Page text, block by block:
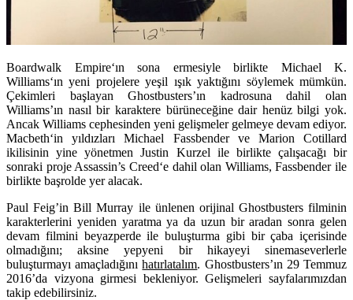
Boardwalk Empire‘ın sona ermesiyle birlikte Michael K.
Williams‘ın yeni projelere yeşil ışık yaktığını söylemek mümkün.
Çekimleri başlayan Ghostbusters’ın kadrosuna dahil olan
Williams’ın nasıl bir karaktere bürüneceğine dair henüz bilgi yok.
Ancak Williams cephesinden yeni gelişmeler gelmeye devam ediyor.
Macbeth‘in yıldızlarıMichael FassbenderveMarion Cotillard
ikilisinin yine yönetmen Justin Kurzel ile birlikte çalışacağı bir
sonraki proje Assassin’s Creed‘e dahil olan Williams, Fassbender ile
birlikte başrolde yer alacak.
Paul Feig’in Bill Murray ile ünlenen orijinal Ghostbusters filminin
karakterlerini yeniden yaratma ya da uzun bir aradan sonra gelen
devam filmini beyazperde ile buluşturma gibi bir çaba içerisinde
olmadığını; aksine yepyeni bir hikayeyi sinemaseverlerle
buluşturmayı amaçladığınıhatırlatalım. Ghostbusters’ın 29 Temmuz
2016’da vizyona girmesi bekleniyor. Gelişmeleri sayfalarımızdan
takip edebilirsiniz.